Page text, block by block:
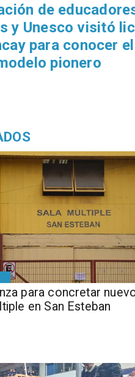
para concretar
en San Esteban
de
y Unesco visitó
para conocer el
pionero